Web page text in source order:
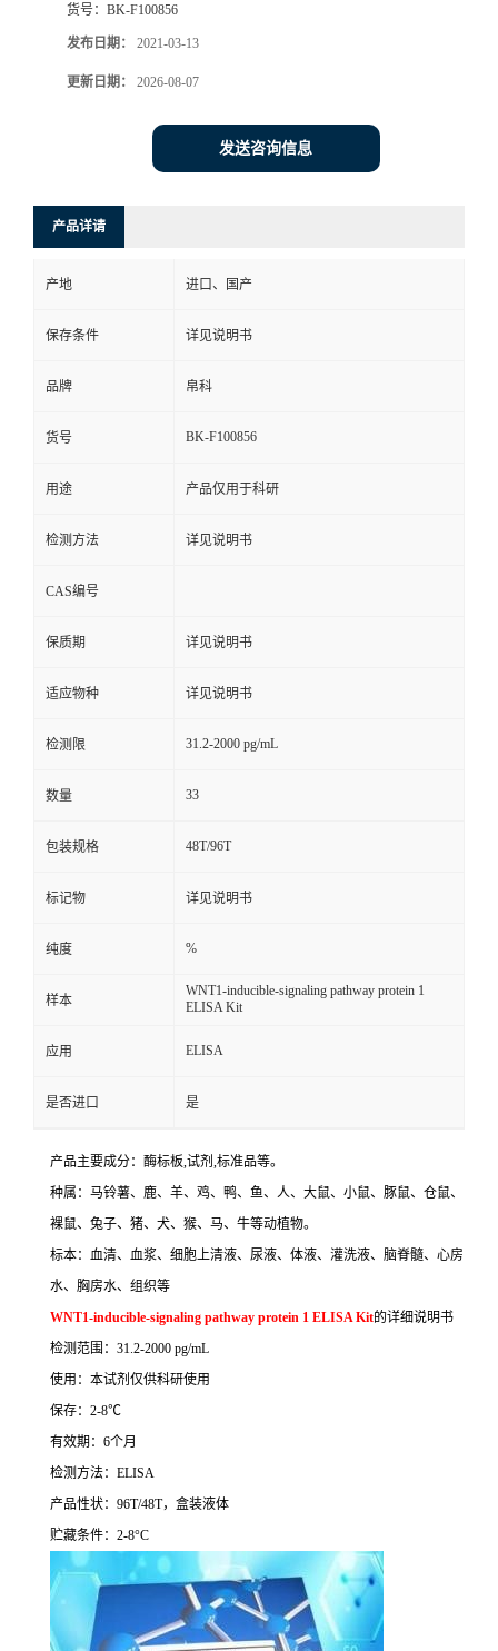
货号： BK-F100856
发布日期： 2021-03-13
更新日期： 2026-08-07
发送咨询信息
产品详请
产地 进口、国产
保存条件 详见说明书
品牌 帛科
货号 BK-F100856
用途 产品仅用于科研
检测方法 详见说明书
CAS编号
保质期 详见说明书
适应物种 详见说明书
检测限 31.2-2000 pg/mL
数量 33
包装规格 48T/96T
标记物 详见说明书
纯度 %
样本
WNT1-inducible-signaling pathway protein 1
ELISA Kit
应用 ELISA
是否进口 是
产品主要成分：酶标板,试剂 ,标准品等。
种属：马铃薯、鹿、羊、鸡、鸭、鱼、人、大鼠、小鼠、豚鼠、仓鼠、
裸鼠、兔子、猪、犬、猴、马、牛等动植物。
标本：血清、血浆、细胞上清液、尿液、体液、灌洗液、脑脊髓、心房
水、胸房水、组织等
WNT1-inducible-signaling pathway protein 1 ELISA Kit的详细说明书
检测范围： 31.2-2000 pg/mL
使用：本试剂仅供科研使用
保存： 2-8℃
有效期： 6个月
检测方法： ELISA
产品性状： 96T/48T，盒装液体
贮藏条件： 2-8°C